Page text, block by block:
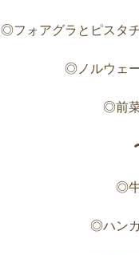
◎フォアグラとピスタ
◎ノルウェ
◎前菜
◎
◎ハン